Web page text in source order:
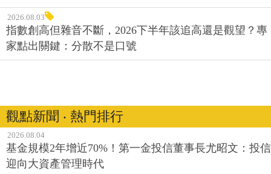
2026.08.03
指數創高但雜音不斷，2026下半年該追高還是觀望？專
家點出關鍵：分散不是口號
觀點新聞 ‧ 熱門排行
2026.08.04
基金規模2年增近70%！第一金投信董事長尤昭文：投信
迎向大資產管理時代